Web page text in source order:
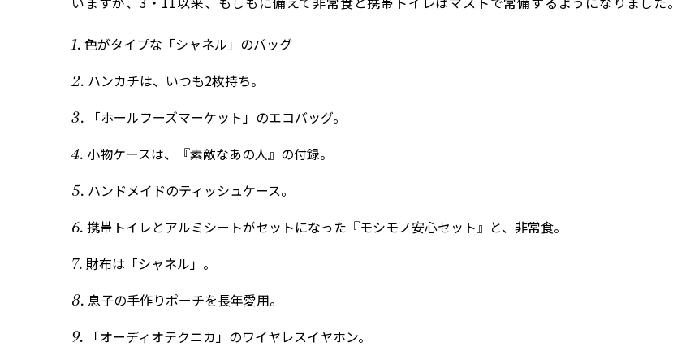
色がタイプな「シャネル」のバッグ
ハンカチは、いつも2枚持ち。
「ホールフーズマーケット」のエコバッグ。
小物ケースは、『素敵なあの人』の付録。
ハンドメイドのティッシュケース。
携帯トイレとアルミシートがセットになった『モシモノ安心セット』と、非常食。
財布は「シャネル」。
息子の手作りポーチを長年愛用。
「オーディオテクニカ」のワイヤレスイヤホン。